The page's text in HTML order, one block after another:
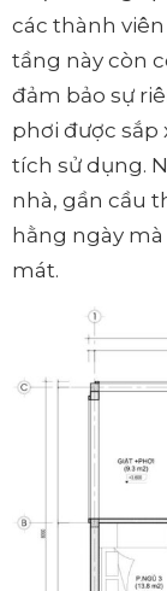
các thành
tầng này còn
đảm bảo sự
phơi được sắp
tích sử dụng.
nhà, gần cầu
hằng ngày
mát.